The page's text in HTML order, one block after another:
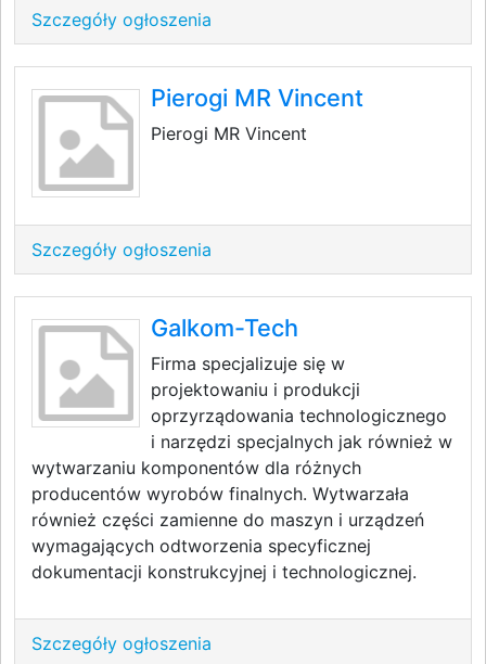
Szczegóły ogłoszenia
Pierogi MR Vincent
Pierogi MR Vincent
Szczegóły ogłoszenia
Galkom-Tech
Firma specjalizuje się w
projektowaniu i produkcji
oprzyrządowania technologicznego
i narzędzi specjalnych jak również w
wytwarzaniu komponentów dla różnych
producentów wyrobów finalnych. Wytwarzała
również części zamienne do maszyn i urządzeń
wymagających odtworzenia specyficznej
dokumentacji konstrukcyjnej i technologicznej.
Szczegóły ogłoszenia